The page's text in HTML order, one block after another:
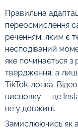
Правильна
переосмислення
реченням, яким є
несподіваний
яке починається з
твердження, а
TikTok-логіка.
висновку — це
не у довжині.
Замислюючись як